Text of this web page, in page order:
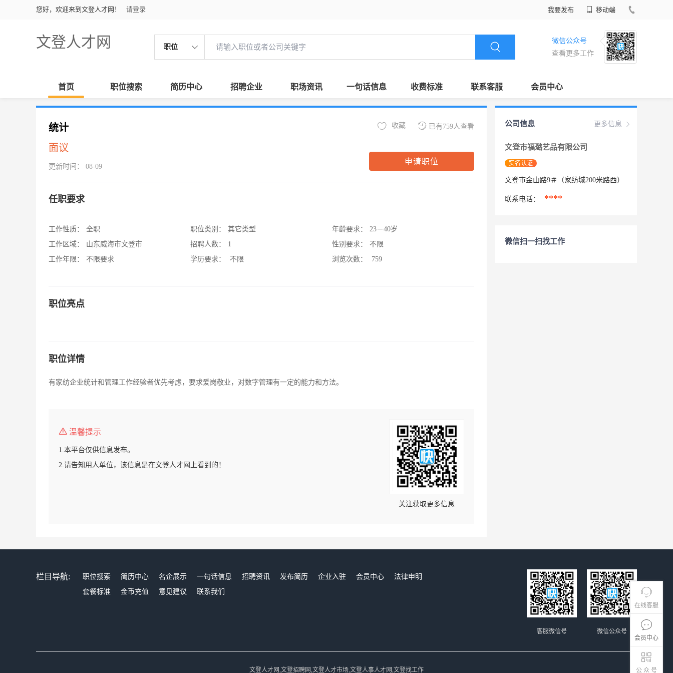
您好，欢迎来到文登人才网！ 请登录 我要发布 移动端
文登人才网 职位
微信公众号
查看更多工作
首页 职位搜索 简历中心 招聘企业 职场资讯 一句话信息 收费标准 联系客服 会员中心
在线客服
会员中心
公 众 号
统计
面议
更新时间： 08-09
已有759人查看
收藏
申请职位
任职要求
工作性质：
全职
工作区域：
山东威海市文登市
工作年限：
不限要求
职位类别：
其它类型
招聘人数：
1
学历要求：
不限
年龄要求：
23－40岁
性别要求：
不限
浏览次数：
759
职位亮点
职位详情
有家纺企业统计和管理工作经验者优先考虑，要求爱岗敬业，对数字管理有一定的能力和方法。
温馨提示
1.本平台仅供信息发布。
2.请告知用人单位，该信息是在文登人才网上看到的！
关注获取更多信息
更多信息
公司信息
文登市福璐艺品有限公司
实名认证
文登市金山路9＃（家纺城200米路西）
联系电话： ****
微信扫一扫找工作
栏目导航: 职位搜索 简历中心 名企展示 一句话信息 招聘资讯 发布简历 企业入驻 会员中心
法律申明
套餐标准
金币充值 意见建议 联系我们
微信公众号
客服微信号
文登人才网,文登招聘网,文登人才市场,文登人事人才网,文登找工作